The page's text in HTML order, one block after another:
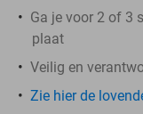
Ga je voor 2 of 3
plaat
Veilig en
Zie hier de